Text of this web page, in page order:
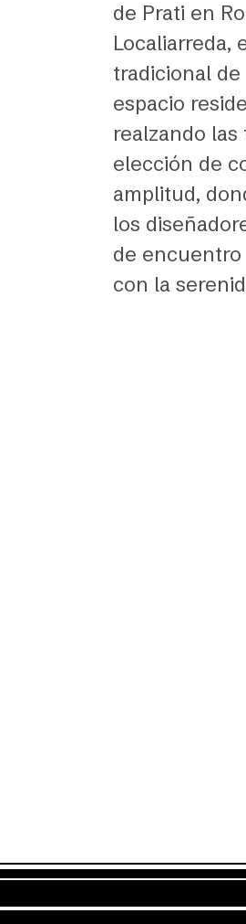
de Prati en
Localiarreda,
tradicional
espacio
realzando
elección de
amplitud,
los
de encuentro
con la